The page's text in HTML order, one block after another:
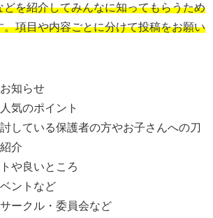
どを紹介してみんなに知ってもらうため
。項目や内容ごとに分けて投稿をお願い
知らせ
気のポイント
している保護者の方やお子さんへの刀
介
や良いところ
ントなど
ークル・委員会など